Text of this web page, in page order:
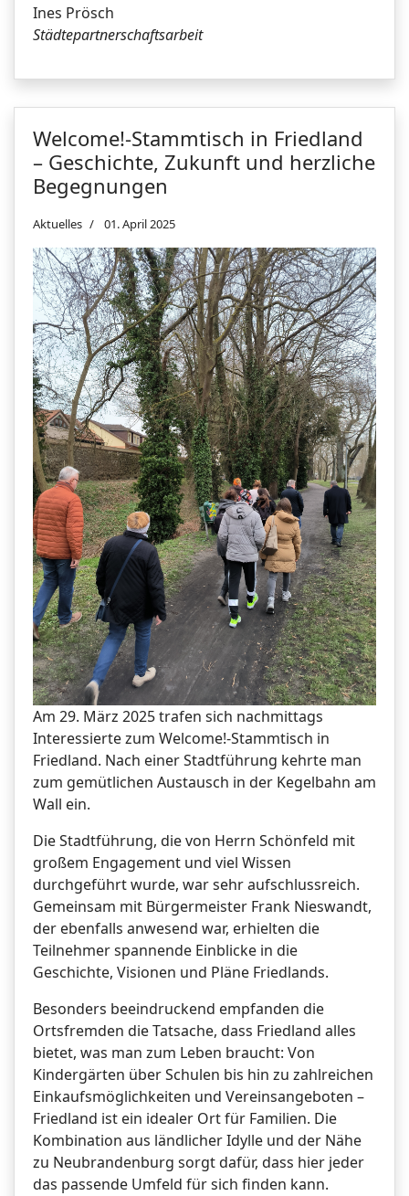
Ines Prösch
Städtepartnerschaftsarbeit
Welcome!-Stammtisch in Friedland
– Geschichte, Zukunft und herzliche
Begegnungen
Aktuelles 01. April 2025
Am 29. März 2025 trafen sich nachmittags
Interessierte zum Welcome!-Stammtisch in
Friedland. Nach einer Stadtführung kehrte man
zum gemütlichen Austausch in der Kegelbahn am
Wall ein.
Die Stadtführung, die von Herrn Schönfeld mit
großem Engagement und viel Wissen
durchgeführt wurde, war sehr aufschlussreich.
Gemeinsam mit Bürgermeister Frank Nieswandt,
der ebenfalls anwesend war, erhielten die
Teilnehmer spannende Einblicke in die
Geschichte, Visionen und Pläne Friedlands.
Besonders beeindruckend empfanden die
Ortsfremden die Tatsache, dass Friedland alles
bietet, was man zum Leben braucht: Von
Kindergärten über Schulen bis hin zu zahlreichen
Einkaufsmöglichkeiten und Vereinsangeboten –
Friedland ist ein idealer Ort für Familien. Die
Kombination aus ländlicher Idylle und der Nähe
zu Neubrandenburg sorgt dafür, dass hier jeder
das passende Umfeld für sich finden kann.